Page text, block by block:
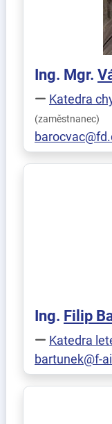
Ing. Mgr.
Katedra
(zaměstnanec)
Ing. Filip
Katedra
bartunek@f-